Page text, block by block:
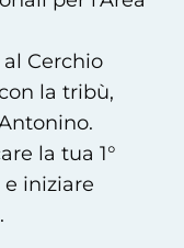
Cerchio
la tribù,
la tua 1°
iniziare